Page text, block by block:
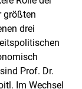
größten
drei
Prof. Dr.
Im Wechsel